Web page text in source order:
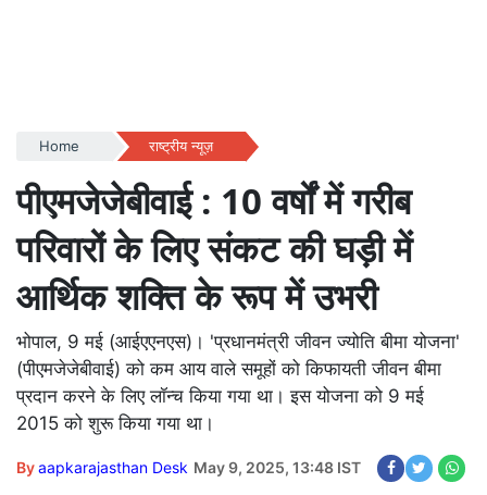
Home राष्ट्रीय न्यूज़
पीएमजेजेबीवाई : 10 वर्षों में गरीब
परिवारों के लिए संकट की घड़ी में
आर्थिक शक्ति के रूप में उभरी
भोपाल, 9 मई (आईएएनएस)। 'प्रधानमंत्री जीवन ज्योति बीमा योजना'
(पीएमजेजेबीवाई) को कम आय वाले समूहों को किफायती जीवन बीमा
प्रदान करने के लिए लॉन्च किया गया था। इस योजना को 9 मई
2015 को शुरू किया गया था।
Byaapkarajasthan Desk May 9, 2025, 13:48 IST